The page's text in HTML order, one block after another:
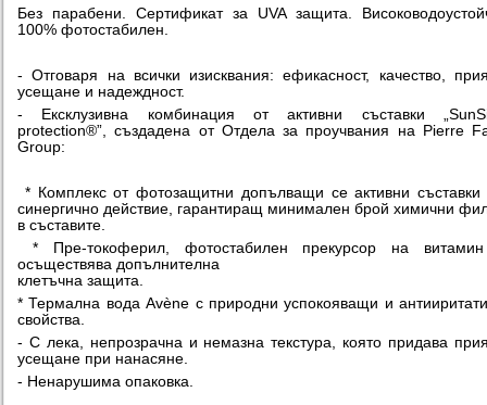
Без парабени. Сертификат за UVA защита.
100% фотостабилен.
- Отговаря на всички изисквания: ефикасност, качество,
усещане и надеждност.
- Ексклузивна комбинация от активни съставки
protection®”, създадена от Отдела за проучвания на Pierre
Group:
* Комплекс от фотозащитни допълващи се активни съставки
синергично действие, гарантиращ минимален брой химични
в съставите.
* Пре-токоферил, фотостабилен прекурсор на
осъществява допълнителна
клетъчна защита.
* Термална вода Avène с природни успокояващи и
свойства.
- С лека, непрозрачна и немазна текстура, която придава
усещане при нанасяне.
- Ненарушима опаковка.